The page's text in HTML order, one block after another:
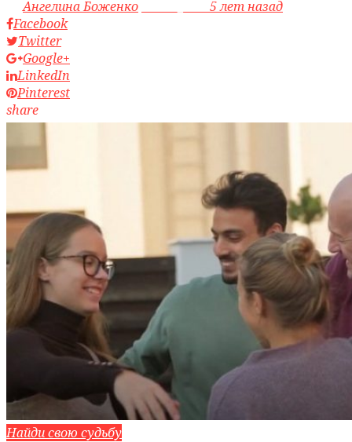
byАнгелина Боженко
5 лет назад
Facebook
Twitter
Google+
LinkedIn
Pinterest
share
Найди свою судьбу